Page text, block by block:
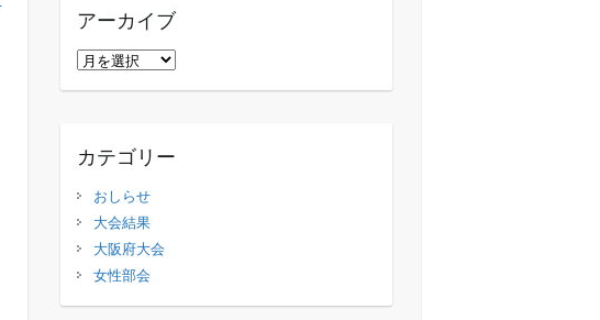
アーカイブ
ア
ブ
カテゴリー
おしらせ
大会結果
大阪府大会
女性部会